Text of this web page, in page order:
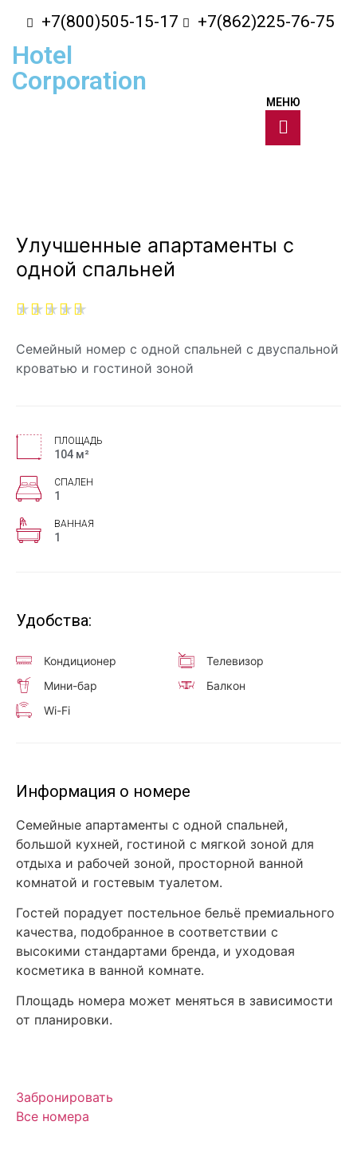
МЕНЮ
Hotel
Corporation
+7(800)505-15-17 +7(862)225-76-75
Улучшенные апартаменты с
одной спальней
★★★★★
Семейный номер с одной спальней с двуспальной
кроватью и гостиной зоной
ПЛОЩАДЬ
104 м²
СПАЛЕН
1
ВАННАЯ
1
Удобства:
Кондиционер
Телевизор
Мини-бар
Балкон
Wi-Fi
Информация о номере
Семейные апартаменты с одной спальней,
большой кухней, гостиной с мягкой зоной для
отдыха и рабочей зоной, просторной ванной
комнатой и гостевым туалетом.
Гостей порадует постельное бельё премиального
качества, подобранное в соответствии с
высокими стандартами бренда, и уходовая
косметика в ванной комнате.
Площадь номера может меняться в зависимости
от планировки.
Забронировать
Все номера